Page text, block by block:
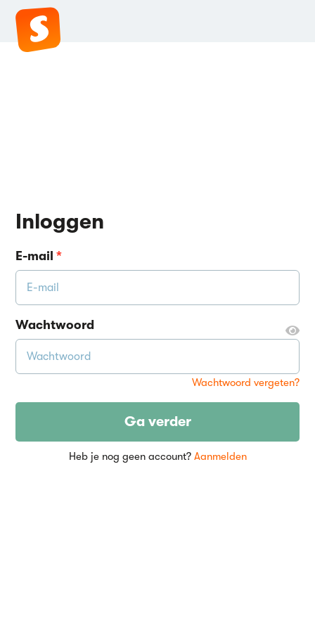
Inloggen
E-mail*
Wachtwoord
Wachtwoord vergeten?
Ga verder
Heb je nog geen account? Aanmelden